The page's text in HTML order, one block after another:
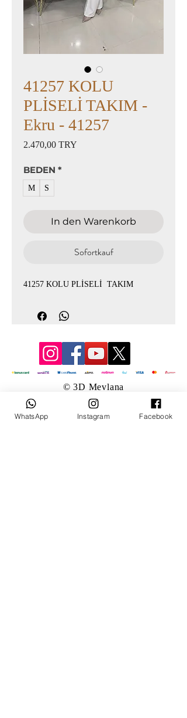
41257 KOLU
PLİSELİ TAKIM -
Ekru - 41257
2.470,00 TRY
BEDEN *
M S
In den Warenkorb
Sofortkauf
41257 KOLU PLİSELİ TAKIM
© 3D Mevlana
WhatsApp Instagram Facebook